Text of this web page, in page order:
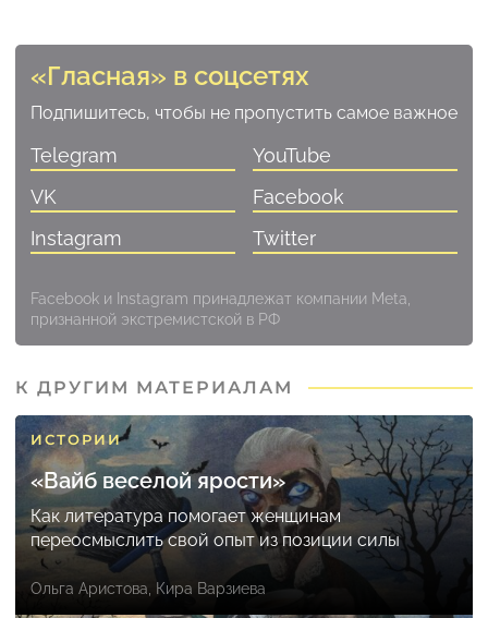
«Гласная» в соцсетях
Подпишитесь, чтобы не пропустить самое важное
Telegram
YouTube
VK
Facebook
Instagram
Twitter
Facebook и Instagram принадлежат компании Meta,
признанной экстремистской в РФ
К ДРУГИМ МАТЕРИАЛАМ
ИСТОРИИ
«Вайб веселой ярости»
Как литература помогает женщинам
переосмыслить свой опыт из позиции силы
Ольга Аристова Кира Варзиева